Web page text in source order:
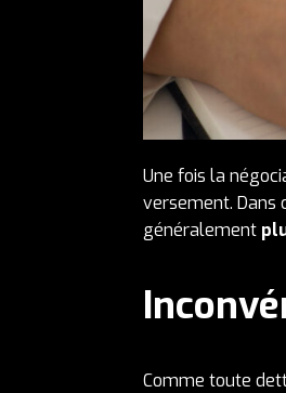
Une fois la
versement. Dans
généralement
Comme toute